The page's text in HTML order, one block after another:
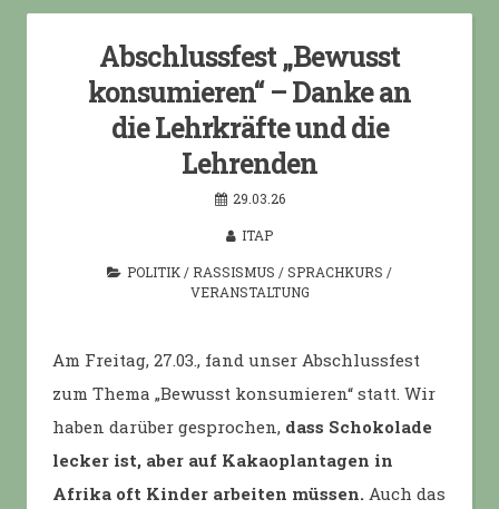
Abschlussfest „Bewusst
konsumieren“ – Danke an
die Lehrkräfte und die
Lehrenden
29.03.26
ITAP
POLITIK / RASSISMUS /SPRACHKURS /
VERANSTALTUNG
Am Freitag, 27.03., fand unser Abschlussfest
zum Thema „Bewusst konsumieren“ statt. Wir
haben darüber gesprochen, dass Schokolade
lecker ist, aber auf Kakaoplantagen in
Afrika oft Kinder arbeiten müssen. Auch das